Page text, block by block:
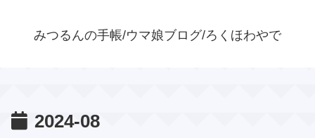
みつるんの手帳/ウマ娘ブログ/ろくほわやで
2024-08